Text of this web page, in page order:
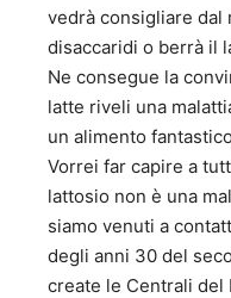
vedrà consigliare dal
disaccaridi o berrà il
Ne consegue la
latte riveli una
un alimento
Vorrei far capire a
lattosio non è una
siamo venuti a
degli anni 30 del
create le Centrali del